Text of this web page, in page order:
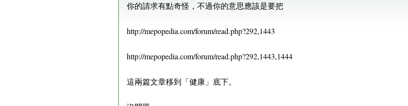
你的請求有點奇怪，不過你的意思應該是要把
http://mepopedia.com/forum/read.php?292,1443
http://mepopedia.com/forum/read.php?292,1443,1444
這兩篇文章移到「健康」底下。